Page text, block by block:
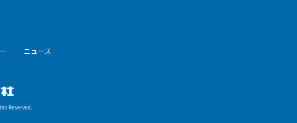
ニュース
木村工機株式会社
Reserved.